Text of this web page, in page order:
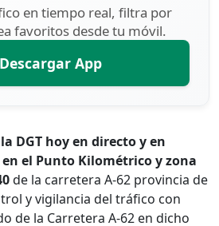
en tiempo real, filtra por
favoritos desde tu móvil.
Descargar App
DGT hoy en directo y en
el Punto Kilométrico y zona
de la carretera A-62 provincia de
y vigilancia del tráfico con
de la Carretera A-62 en dicho